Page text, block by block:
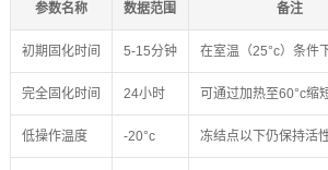
参数名称 数据范围 备注
初期固化时间 5-15分钟 在室温（25°c）条件
完全固化时间 24小时 可通过加热至60°c缩
低操作温度 -20°c 冻结点以下仍保持活